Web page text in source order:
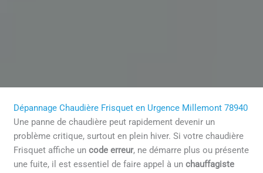
Dépannage Chaudière Frisquet en Urgence Millemont 78940
Une panne de chaudière peut rapidement devenir un
problème critique, surtout en plein hiver. Si votre chaudière
Frisquet affiche uncode erreur, ne démarre plus ou présente
une fuite, il est essentiel de faire appel à unchauffagiste